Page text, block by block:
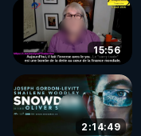
15:56
2:14:49